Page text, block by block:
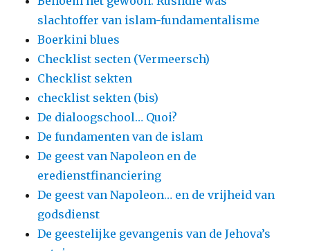
slachtoffer van islam-fundamentalisme
Boerkini blues
Checklist secten (Vermeersch)
Checklist sekten
checklist sekten (bis)
De dialoogschool… Quoi?
De fundamenten van de islam
De geest van Napoleon en de
eredienstfinanciering
De geest van Napoleon… en de vrijheid van
godsdienst
De geestelijke gevangenis van de Jehova’s